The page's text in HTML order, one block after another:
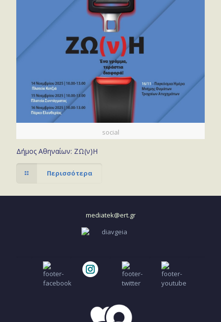
social
Δήμος Αθηναίων: ΖΩ(ν)Η
Περισσότερα
mediatek@ert.gr